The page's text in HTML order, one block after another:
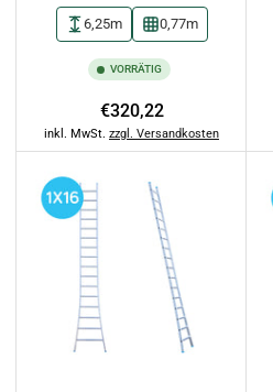
6,25m 0,77m
VORRÄTIG
Normaler
Preis
€320,22
inkl. MwSt. zzgl. Versandkosten